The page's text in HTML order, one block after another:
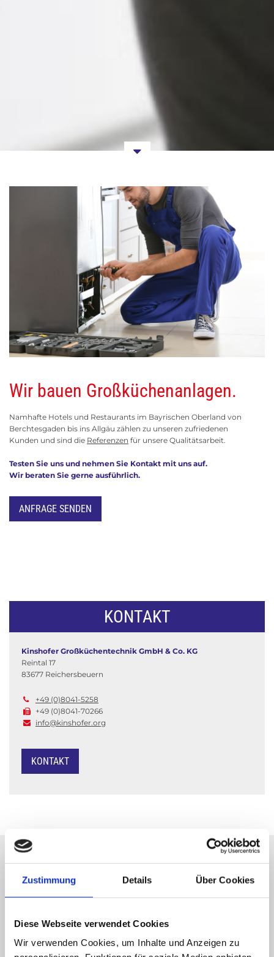
Zustimmung Details Über Cookies
Diese Webseite verwendet Cookies
Wir verwenden Cookies, um Inhalte und Anzeigen zu
D
E
I
M
A
K
N
H
O
E
R
G
Wir bauen Großküchenanlagen.
Namhafte Hotels und Restaurants im Bayrischen Oberland von
Berchtesgaden bis ins Allgäu zählen zu unseren zufriedenen
Kunden und sind die Referenzen für unsere Qualitätsarbeit.
Testen Sie uns und nehmen Sie Kontakt mit uns auf.
Wir beraten Sie gerne ausführlich.
ANFRAGE SENDEN
KONTAKT
Kinshofer Großküchentechnik GmbH & Co. KG
Reintal 17
83677 Reichersbeuern
 +49 (0)8041-5258
 +49 (0)8041-70266
 info@kinshofer.org
KONTAKT
Bei einem Notfall sind wir rasch vor Ort,
Wochenenden für Einsätze bereit.
(0)8041-5258